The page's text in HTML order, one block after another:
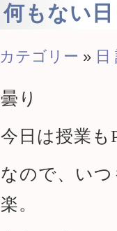
何もない日
カテゴリー » 日
曇り
今日は授業も
なので、い
楽。